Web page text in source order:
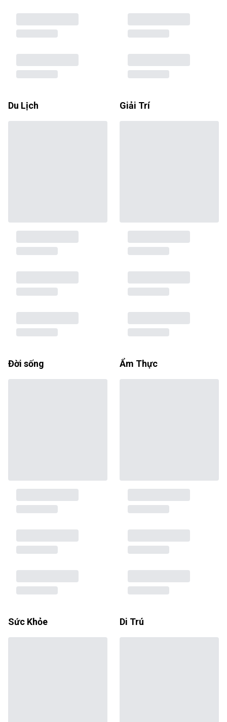
Du Lịch Giải Trí
Đời sống Ẩm Thực
Sức Khỏe Di Trú